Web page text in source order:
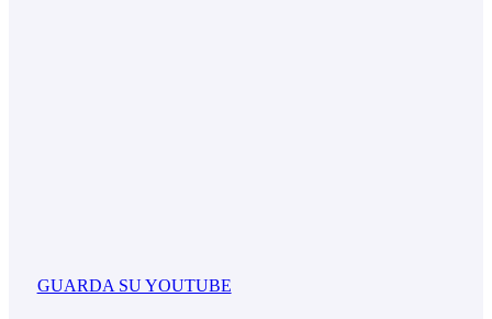
GUARDA SU YOUTUBE